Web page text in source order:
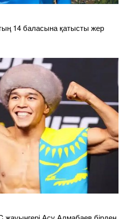
14 баласына қатысты жер